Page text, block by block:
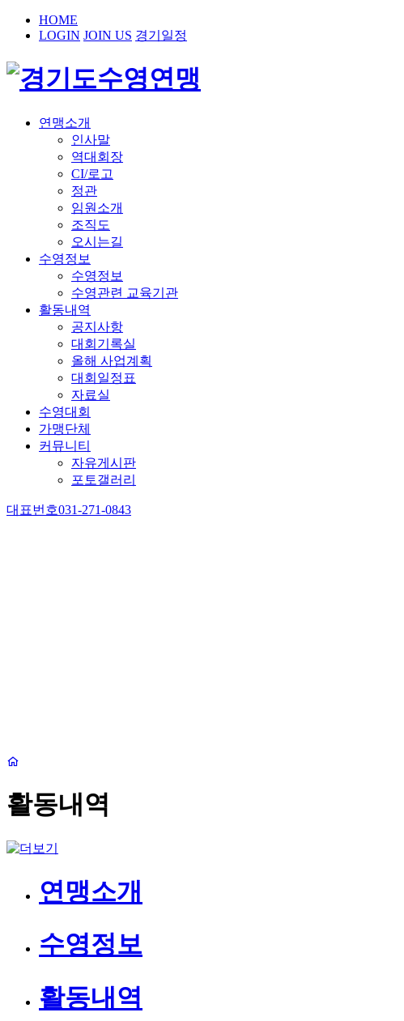
HOME
LOGIN JOIN US 경기일정
연맹소개
인사말
역대회장
CI/로고
정관
임원소개
조직도
오시는길
수영정보
수영정보
수영관련 교육기관
활동내역
공지사항
대회기록실
올해 사업계획
대회일정표
자료실
수영대회
가맹단체
커뮤니티
자유게시판
포토갤러리
대표번호031-271-0843
활동내역
연맹소개
수영정보
활동내역